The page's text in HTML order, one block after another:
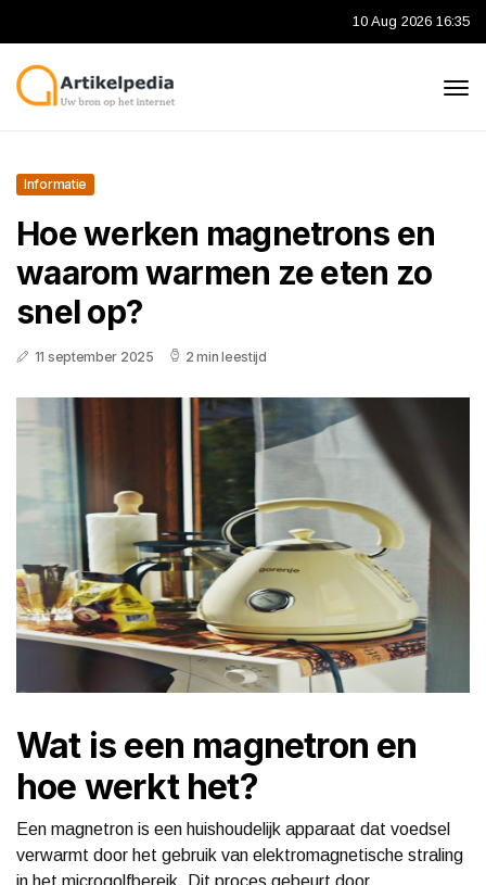
10 Aug 2026 16:35
Informatie
Hoe werken magnetrons en
waarom warmen ze eten zo
snel op?
11 september 2025 2 min leestijd
Wat is een magnetron en
hoe werkt het?
Een magnetron is een huishoudelijk apparaat dat voedsel
verwarmt door het gebruik van elektromagnetische straling
in het microgolfbereik. Dit proces gebeurt door